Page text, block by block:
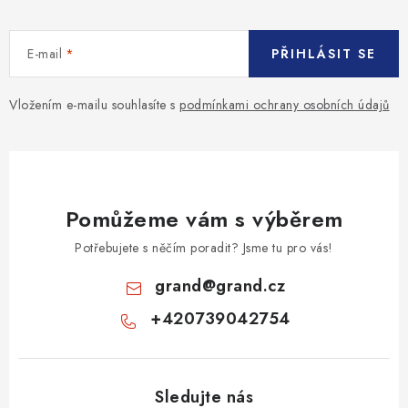
E-mail
Vložením e-mailu souhlasíte s podmínkami ochrany osobních údajů
PŘIHLÁSIT SE
Pomůžeme vám s výběrem
Potřebujete s něčím poradit? Jsme tu pro vás!
grand@grand.cz
+420739042754